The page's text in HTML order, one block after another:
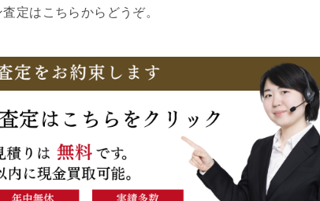
定はこちらからどうぞ。